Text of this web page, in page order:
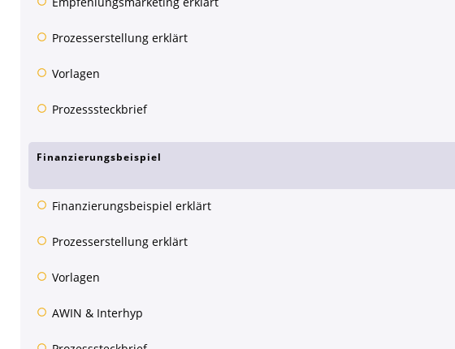
Prozesserstellung erklärt
Vorlagen
Prozesssteckbrief
Finanzierungsbeispiel
Finanzierungsbeispiel erklärt
Prozesserstellung erklärt
Vorlagen
AWIN & Interhyp